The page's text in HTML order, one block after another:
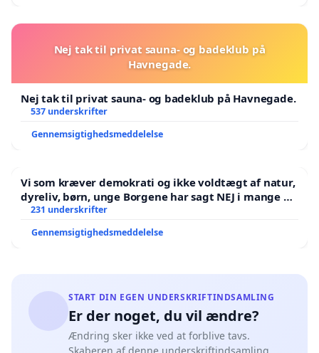
Nej tak til privat sauna- og badeklub på
Havnegade.
Nej tak til privat sauna- og badeklub på Havnegade.
537 underskrifter
Gennemsigtighedsmeddelelse
Vi som kræver demokrati og ikke voldtægt af natur,
dyreliv, børn, unge Borgene har sagt NEJ i mange år.
Der er
231 underskrifter
Gennemsigtighedsmeddelelse
START DIN EGEN UNDERSKRIFTINDSAMLING
Er der noget, du vil ændre?
Ændring sker ikke ved at forblive tavs.